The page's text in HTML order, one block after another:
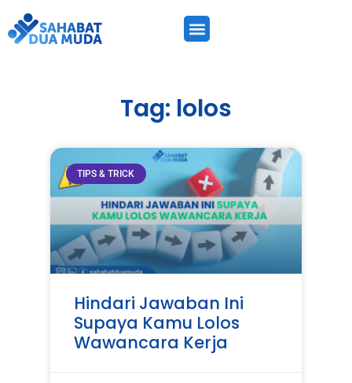
Tag: lolos
TIPS & TRICK
Hindari Jawaban Ini
Supaya Kamu Lolos
Wawancara Kerja